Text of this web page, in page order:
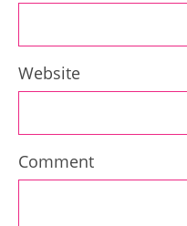
Website
Comment